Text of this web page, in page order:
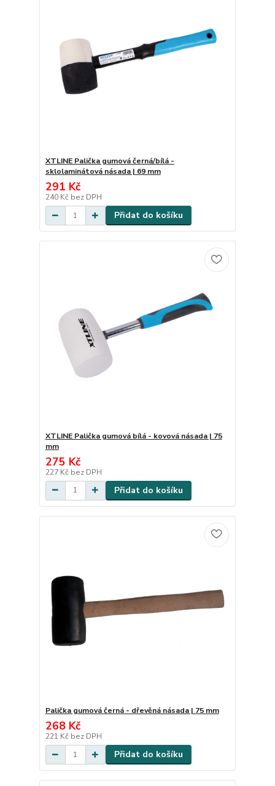
XTLINE Palička gumová černá/bílá -
sklolaminátová násada | 69 mm
291 Kč
240 Kč bez DPH
Přidat do košíku
XTLINE Palička gumová bílá - kovová násada | 75
mm
275 Kč
227 Kč bez DPH
Přidat do košíku
Palička gumová černá - dřevěná násada | 75 mm
268 Kč
221 Kč bez DPH
Přidat do košíku